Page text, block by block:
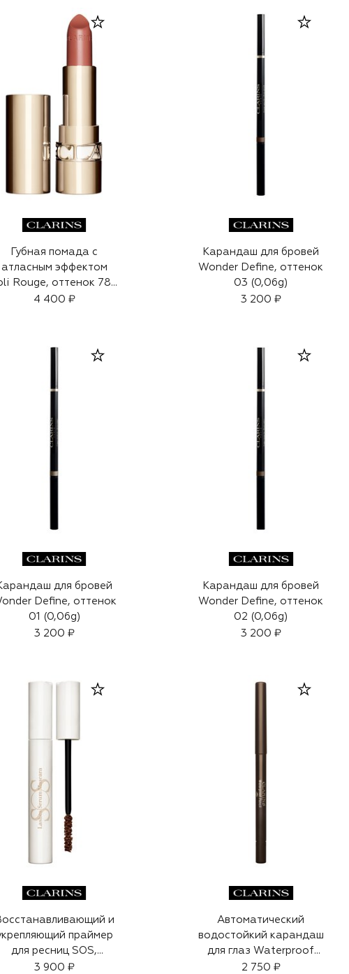
Губная помада с
атласным эффектом
Rouge, оттенок 789
(3,5g)
4 400 ₽
Карандаш для бровей
Wonder Define, оттенок
03 (0,06g)
3 200 ₽
для бровей
Define, оттенок
01 (0,06g)
3 200 ₽
Карандаш для бровей
Wonder Define, оттенок
02 (0,06g)
3 200 ₽
и
праймер
для ресниц SOS,
Caramel (8ml)
3 900 ₽
Автоматический
водостойкий карандаш
для глаз Waterproof
Pencil, 02
2 750 ₽